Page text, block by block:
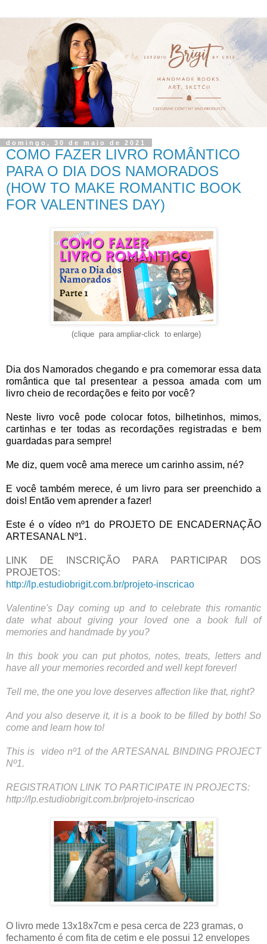
domingo, 30 de maio de 2021
COMO FAZER LIVRO ROMÂNTICO
PARA O DIA DOS NAMORADOS
(HOW TO MAKE ROMANTIC BOOK
FOR VALENTINES DAY)
(clique para ampliar-click to enlarge)
Dia dos Namorados chegando e pra comemorar essa data
romântica que tal presentear a pessoa amada com um
livro cheio de recordações e feito por você?
Neste livro você pode colocar fotos, bilhetinhos, mimos,
cartinhas e ter todas as recordações registradas e bem
guardadas para sempre!
Me diz, quem você ama merece um carinho assim, né?
E você também merece, é um livro para ser preenchido a
dois! Então vem aprender a fazer!
Este é o vídeo nº1 do PROJETO DE ENCADERNAÇÃO
ARTESANAL Nº1.
LINK DE INSCRIÇÃO PARA PARTICIPAR DOS
PROJETOS:
http://lp.estudiobrigit.com.br/projeto-inscricao
Valentine's Day coming up and to celebrate this romantic
date what about giving your loved one a book full of
memories and handmade by you?
In this book you can put photos, notes, treats, letters and
have all your memories recorded and well kept forever!
Tell me, the one you love deserves affection like that, right?
And you also deserve it, it is a book to be filled by both! So
come and learn how to!
This is video nº1 of the ARTESANAL BINDING PROJECT
Nº1.
REGISTRATION LINK TO PARTICIPATE IN PROJECTS:
http://lp.estudiobrigit.com.br/projeto-inscricao
O livro mede 13x18x7cm e pesa cerca de 223 gramas, o
fechamento é com fita de cetim e ele possui 12 envelopes